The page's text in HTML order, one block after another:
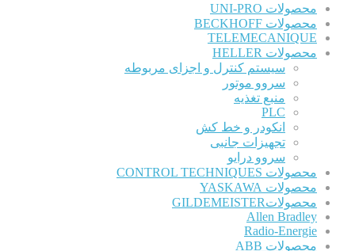
محصولات UNI-PRO
محصولات BECKHOFF
TELEMECANIQUE
محصولات HELLER
سیستم کنترل و اجزای مربوطه
سروو موتور
منبع تغذیه
PLC
انکودر و خط کش
تجهیزات جانبی
سروو درایو
محصولات CONTROL TECHNIQUES
محصولات YASKAWA
محصولاتGILDEMEISTER
Allen Bradley
Radio-Energie
محصولات ABB